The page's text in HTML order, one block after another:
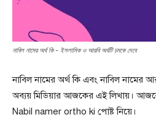
নাবিল নামের অর্থ কি - ইসলামিক ও আরবি অর্থটি চমকে দেবে
নাবিল নামের অর্থ কি এবং নাবিল নামের
অব্যয় মিডিয়ার আজকের এই লিখায়।
Nabil namer ortho ki পোষ্ট নিয়ে।